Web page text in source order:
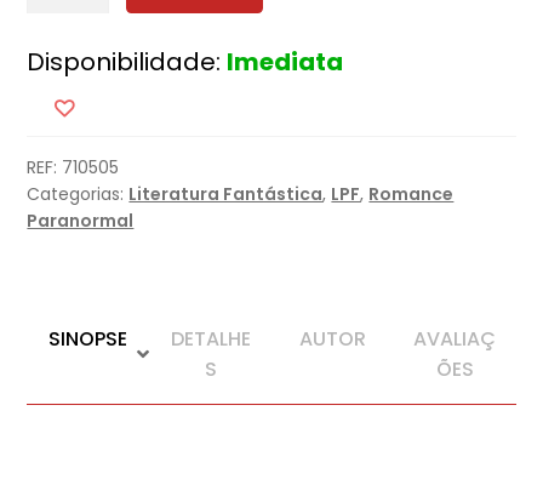
Juramento
Dragão
Disponibilidade: Imediata
REF: 710505
Categorias: Literatura Fantástica, LPF, Romance
Paranormal
SINOPSE
DETALHE
S
AUTOR
AVALIAÇ
ÕES